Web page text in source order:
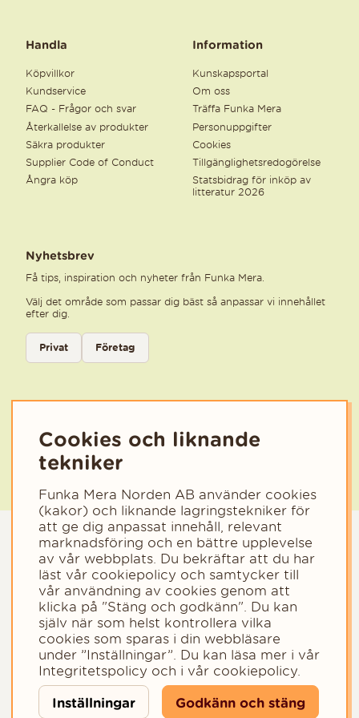
Handla
Köpvillkor
Kundservice
FAQ - Frågor och svar
Återkallelse av produkter
Säkra produkter
Supplier Code of Conduct
Ångra köp
Information
Kunskapsportal
Om oss
Träffa Funka Mera
Personuppgifter
Cookies
Tillgänglighetsredogörelse
Statsbidrag för inköp av
litteratur 2026
Nyhetsbrev
Få tips, inspiration och nyheter från Funka Mera.
Välj det område som passar dig bäst så anpassar vi innehållet
efter dig.
Välj kategori för nyhetsbrev
Privat
Företag
Copyright © 2023 - Funka Mera Norden AB
Cookies och liknande
tekniker
Funka Mera Norden AB använder cookies
(kakor) och liknande lagringstekniker för
att ge dig anpassat innehåll, relevant
marknadsföring och en bättre upplevelse
av vår webbplats. Du bekräftar att du har
läst vår cookiepolicy och samtycker till
vår användning av cookies genom att
klicka på "Stäng och godkänn". Du kan
själv när som helst kontrollera vilka
cookies som sparas i din webbläsare
under ”Inställningar”. Du kan läsa mer i vår
Integritetspolicy och i vår cookiepolicy.
Inställningar Godkänn och stäng